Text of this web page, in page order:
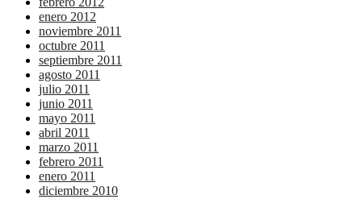
enero 2012
noviembre 2011
octubre 2011
septiembre 2011
agosto 2011
julio 2011
junio 2011
mayo 2011
abril 2011
marzo 2011
febrero 2011
enero 2011
diciembre 2010